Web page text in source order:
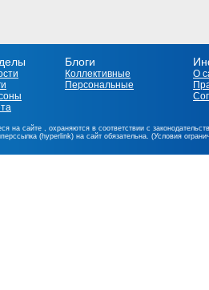
Блоги
Коллективные
Персональные
О
на сайте , охраняются в соответствии с
(hyperlink) на сайт обязательна. (Условия